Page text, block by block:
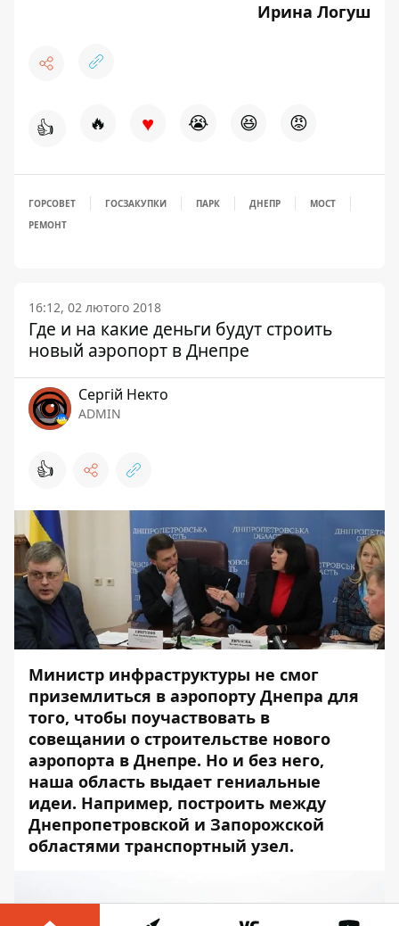
Ирина Логуш
👍 🔥 ♥ 😭 😆 😡
ГОРСОВЕТ ГОСЗАКУПКИ ПАРК ДНЕПР
МОСТ
РЕМОНТ
16:12, 02 лютого 2018
Где и на какие деньги будут строить
новый аэропорт в Днепре
Сергій Некто
ADMIN
👍
Министр инфраструктуры не смог
приземлиться в аэропорту Днепра для
того, чтобы поучаствовать в
совещании о строительстве нового
аэропорта в Днепре. Но и без него,
наша область выдает гениальные
идеи. Например, построить между
Днепропетровской и Запорожской
областями транспортный узел.